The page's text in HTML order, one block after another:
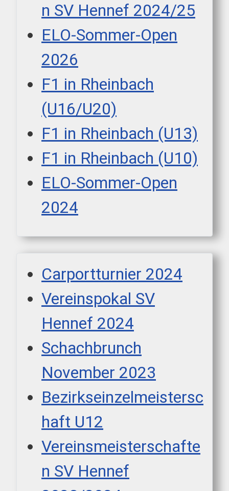
n SV Hennef 2024/25
ELO-Sommer-Open
2026
F1 in Rheinbach
(U16/U20)
F1 in Rheinbach (U13)
F1 in Rheinbach (U10)
ELO-Sommer-Open
2024
Carportturnier 2024
Vereinspokal SV
Hennef 2024
Schachbrunch
November 2023
Bezirkseinzelmeistersc
haft U12
Vereinsmeisterschafte
n SV Hennef